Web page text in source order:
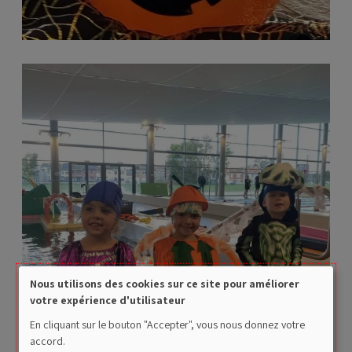
Use
of
Nous utilisons des cookies sur ce site pour améliorer
votre expérience d'utilisateur
En cliquant sur le bouton "Accepter", vous nous donnez votre
accord.